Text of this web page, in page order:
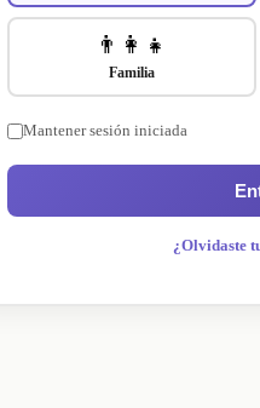
👨‍👩‍👧
Familia
Mantener sesión iniciada
¿Olvidaste